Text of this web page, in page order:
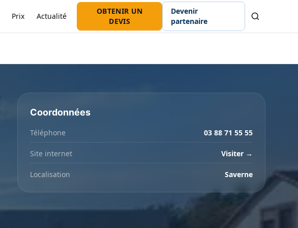
Prix Actualité
OBTENIR UN
DEVIS
Devenir
partenaire
Coordonnées
Téléphone 03 88 71 55 55
Site internet Visiter →
Localisation Saverne